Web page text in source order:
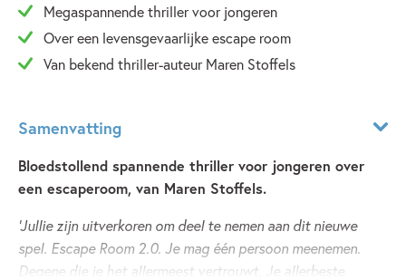
Megaspannende thriller voor jongeren
Over een levensgevaarlijke escape room
Van bekend thriller-auteur Maren Stoffels
Samenvatting
Bloedstollend spannende thriller voor jongeren over
een escaperoom, van Maren Stoffels.
'Jullie zijn uitverkoren om deel te nemen aan dit nieuwe
spel. Escape Room 2.0. Je mag één persoon meenemen.
Degene die je het allermeest vertrouwt. Je allerbeste